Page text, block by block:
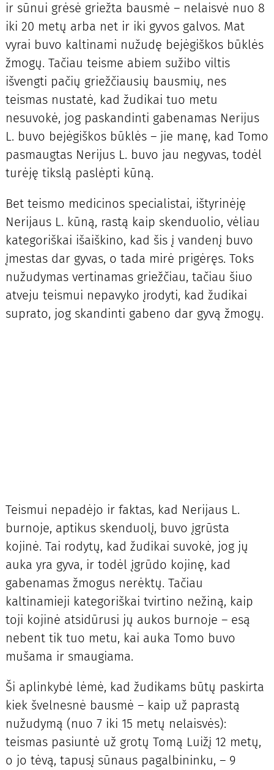
ir sūnui grėsė griežta bausmė – nelaisvė nuo 8
iki 20 metų arba net ir iki gyvos galvos. Mat
vyrai buvo kaltinami nužudę bejėgiškos būklės
žmogų. Tačiau teisme abiem sužibo viltis
išvengti pačių griežčiausių bausmių, nes
teismas nustatė, kad žudikai tuo metu
nesuvokė, jog paskandinti gabenamas Nerijus
L. buvo bejėgiškos būklės – jie manę, kad Tomo
pasmaugtas Nerijus L. buvo jau negyvas, todėl
turėję tikslą paslėpti kūną.
Bet teismo medicinos specialistai, ištyrinėję
Nerijaus L. kūną, rastą kaip skenduolio, vėliau
kategoriškai išaiškino, kad šis į vandenį buvo
įmestas dar gyvas, o tada mirė prigėręs. Toks
nužudymas vertinamas griežčiau, tačiau šiuo
atveju teismui nepavyko įrodyti, kad žudikai
suprato, jog skandinti gabeno dar gyvą žmogų.
Teismui nepadėjo ir faktas, kad Nerijaus L.
burnoje, aptikus skenduolį, buvo įgrūsta
kojinė. Tai rodytų, kad žudikai suvokė, jog jų
auka yra gyva, ir todėl įgrūdo kojinę, kad
gabenamas žmogus nerėktų. Tačiau
kaltinamieji kategoriškai tvirtino nežiną, kaip
toji kojinė atsidūrusi jų aukos burnoje – esą
nebent tik tuo metu, kai auka Tomo buvo
mušama ir smaugiama.
Ši aplinkybė lėmė, kad žudikams būtų paskirta
kiek švelnesnė bausmė – kaip už paprastą
nužudymą (nuo 7 iki 15 metų nelaisvės):
teismas pasiuntė už grotų Tomą Luižį 12 metų,
o jo tėvą, tapusį sūnaus pagalbininku, – 9